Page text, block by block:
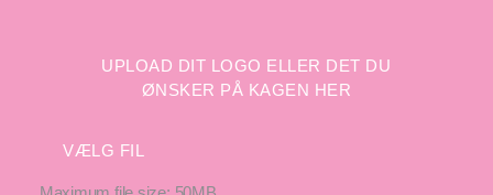
UPLOAD DIT LOGO ELLER DET DU
ØNSKER PÅ KAGEN HER
VÆLG FIL